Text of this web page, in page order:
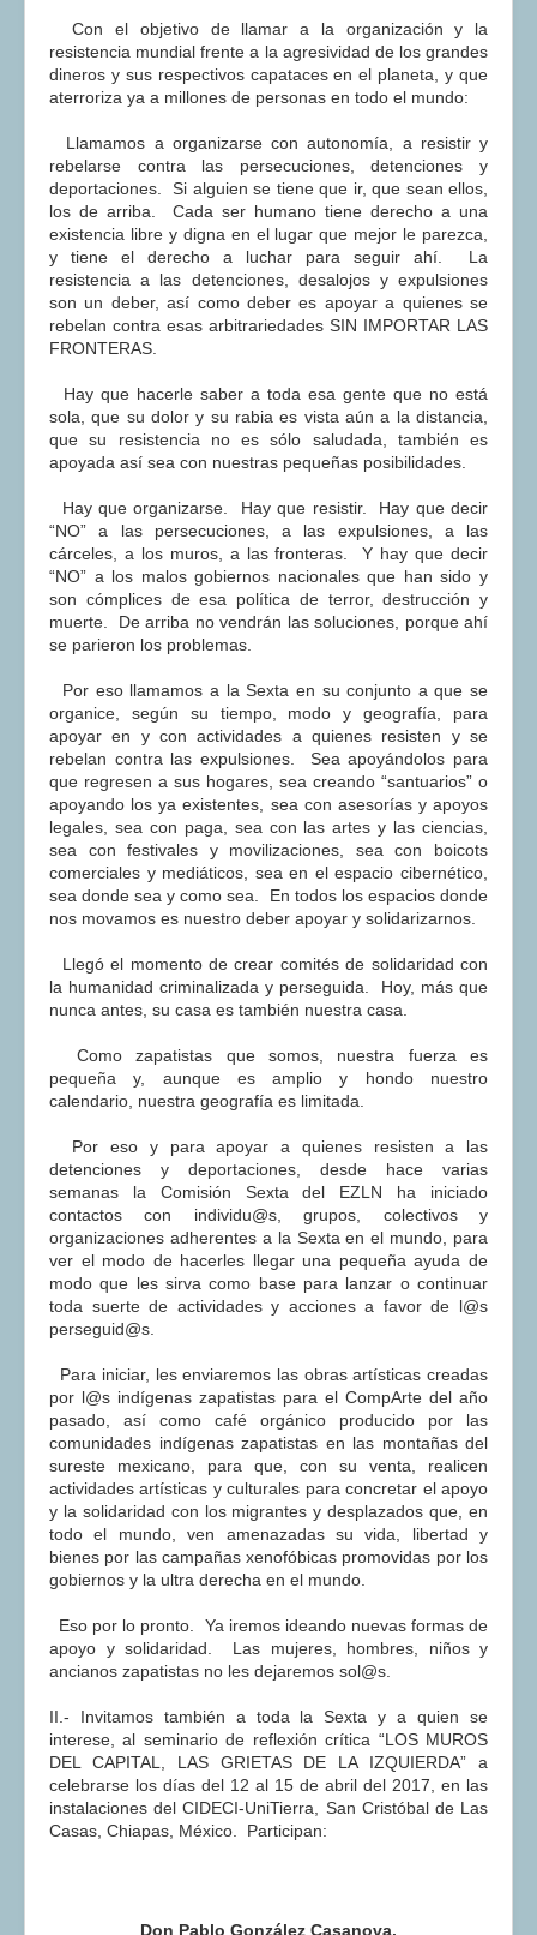
Con el objetivo de llamar a la organización y la
resistencia mundial frente a la agresividad de los grandes
dineros y sus respectivos capataces en el planeta, y que
aterroriza ya a millones de personas en todo el mundo:
Llamamos a organizarse con autonomía, a resistir y
rebelarse contra las persecuciones, detenciones y
deportaciones. Si alguien se tiene que ir, que sean ellos,
los de arriba. Cada ser humano tiene derecho a una
existencia libre y digna en el lugar que mejor le parezca,
y tiene el derecho a luchar para seguir ahí. La
resistencia a las detenciones, desalojos y expulsiones
son un deber, así como deber es apoyar a quienes se
rebelan contra esas arbitrariedades SIN IMPORTAR LAS
FRONTERAS.
Hay que hacerle saber a toda esa gente que no está
sola, que su dolor y su rabia es vista aún a la distancia,
que su resistencia no es sólo saludada, también es
apoyada así sea con nuestras pequeñas posibilidades.
Hay que organizarse. Hay que resistir. Hay que decir
“NO” a las persecuciones, a las expulsiones, a las
cárceles, a los muros, a las fronteras. Y hay que decir
“NO” a los malos gobiernos nacionales que han sido y
son cómplices de esa política de terror, destrucción y
muerte. De arriba no vendrán las soluciones, porque ahí
se parieron los problemas.
Por eso llamamos a la Sexta en su conjunto a que se
organice, según su tiempo, modo y geografía, para
apoyar en y con actividades a quienes resisten y se
rebelan contra las expulsiones. Sea apoyándolos para
que regresen a sus hogares, sea creando “santuarios” o
apoyando los ya existentes, sea con asesorías y apoyos
legales, sea con paga, sea con las artes y las ciencias,
sea con festivales y movilizaciones, sea con boicots
comerciales y mediáticos, sea en el espacio cibernético,
sea donde sea y como sea. En todos los espacios donde
nos movamos es nuestro deber apoyar y solidarizarnos.
Llegó el momento de crear comités de solidaridad con
la humanidad criminalizada y perseguida. Hoy, más que
nunca antes, su casa es también nuestra casa.
Como zapatistas que somos, nuestra fuerza es
pequeña y, aunque es amplio y hondo nuestro
calendario, nuestra geografía es limitada.
Por eso y para apoyar a quienes resisten a las
detenciones y deportaciones, desde hace varias
semanas la Comisión Sexta del EZLN ha iniciado
contactos con individu@s, grupos, colectivos y
organizaciones adherentes a la Sexta en el mundo, para
ver el modo de hacerles llegar una pequeña ayuda de
modo que les sirva como base para lanzar o continuar
toda suerte de actividades y acciones a favor de l@s
perseguid@s.
Para iniciar, les enviaremos las obras artísticas creadas
por l@s indígenas zapatistas para el CompArte del año
pasado, así como café orgánico producido por las
comunidades indígenas zapatistas en las montañas del
sureste mexicano, para que, con su venta, realicen
actividades artísticas y culturales para concretar el apoyo
y la solidaridad con los migrantes y desplazados que, en
todo el mundo, ven amenazadas su vida, libertad y
bienes por las campañas xenofóbicas promovidas por los
gobiernos y la ultra derecha en el mundo.
Eso por lo pronto. Ya iremos ideando nuevas formas de
apoyo y solidaridad. Las mujeres, hombres, niños y
ancianos zapatistas no les dejaremos sol@s.
II.- Invitamos también a toda la Sexta y a quien se
interese, al seminario de reflexión crítica “LOS MUROS
DEL CAPITAL, LAS GRIETAS DE LA IZQUIERDA” a
celebrarse los días del 12 al 15 de abril del 2017, en las
instalaciones del CIDECI-UniTierra, San Cristóbal de Las
Casas, Chiapas, México. Participan:
Don Pablo González Casanova.